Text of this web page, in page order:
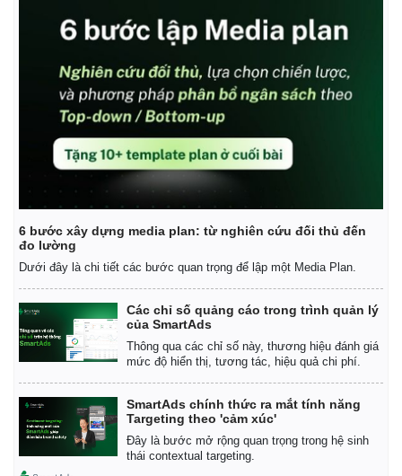
6 bước xây dựng media plan: từ nghiên cứu đối thủ đến
đo lường
Dưới đây là chi tiết các bước quan trọng để lập một Media Plan.
Các chỉ số quảng cáo trong trình quản lý
của SmartAds
Thông qua các chỉ số này, thương hiệu đánh giá
mức độ hiển thị, tương tác, hiệu quả chi phí.
SmartAds chính thức ra mắt tính năng
Targeting theo 'cảm xúc'
Đây là bước mở rộng quan trọng trong hệ sinh
thái contextual targeting.